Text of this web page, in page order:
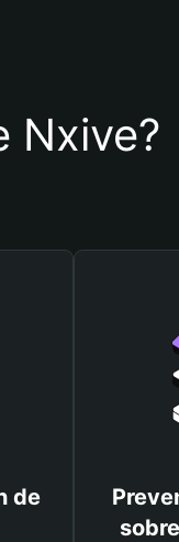
Nxive?
de